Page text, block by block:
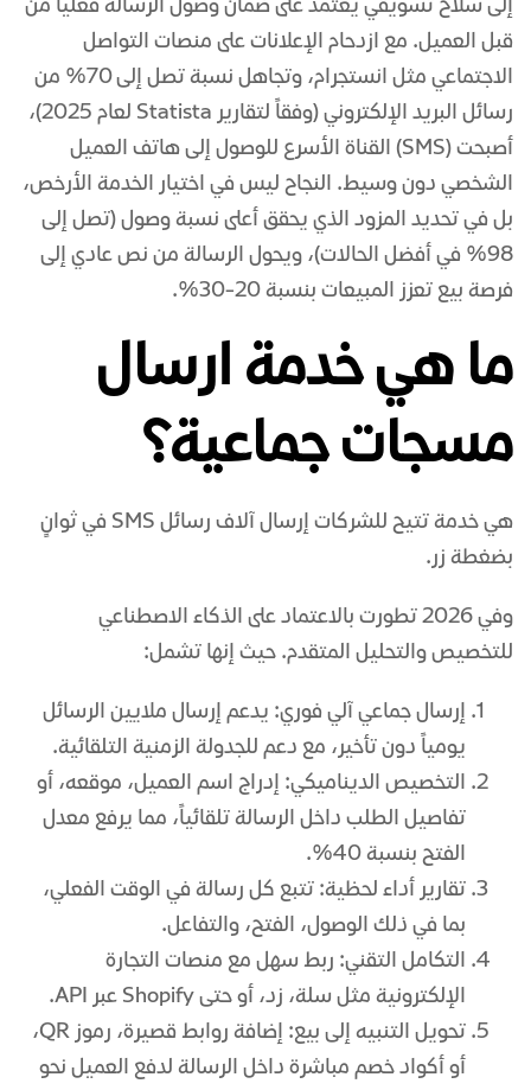
إلى سلاح تسويقي يعتمد على ضمان وصول الرسالة فعلياً من
قبل العميل. مع ازدحام الإعلانات على منصات التواصل
الاجتماعي مثل انستجرام، وتجاهل نسبة تصل إلى 70% من
رسائل البريد الإلكتروني (وفقاً لتقارير Statista لعام 2025)،
أصبحت (SMS) القناة الأسرع للوصول إلى هاتف العميل
الشخصي دون وسيط. النجاح ليس في اختيار الخدمة الأرخص،
بل في تحديد المزود الذي يحقق أعلى نسبة وصول (تصل إلى
98% في أفضل الحالات)، ويحول الرسالة من نص عادي إلى
فرصة بيع تعزز المبيعات بنسبة 20-30%.
ما هي خدمة ارسال
مسجات جماعية؟
هي خدمة تتيح للشركات إرسال آلاف رسائل SMS في ثوانٍ
بضغطة زر.
وفي 2026 تطورت بالاعتماد على الذكاء الاصطناعي
للتخصيص والتحليل المتقدم. حيث إنها تشمل:
إرسال جماعي آلي فوري: يدعم إرسال ملايين الرسائل
يومياً دون تأخير، مع دعم للجدولة الزمنية التلقائية.
التخصيص الديناميكي: إدراج اسم العميل، موقعه، أو
تفاصيل الطلب داخل الرسالة تلقائياً، مما يرفع معدل
الفتح بنسبة 40%.
تقارير أداء لحظية: تتبع كل رسالة في الوقت الفعلي،
بما في ذلك الوصول، الفتح، والتفاعل.
التكامل التقني: ربط سهل مع منصات التجارة
الإلكترونية مثل سلة، زد، أو حتى Shopify عبر API.
تحويل التنبيه إلى بيع: إضافة روابط قصيرة، رموز QR،
أو أكواد خصم مباشرة داخل الرسالة لدفع العميل نحو